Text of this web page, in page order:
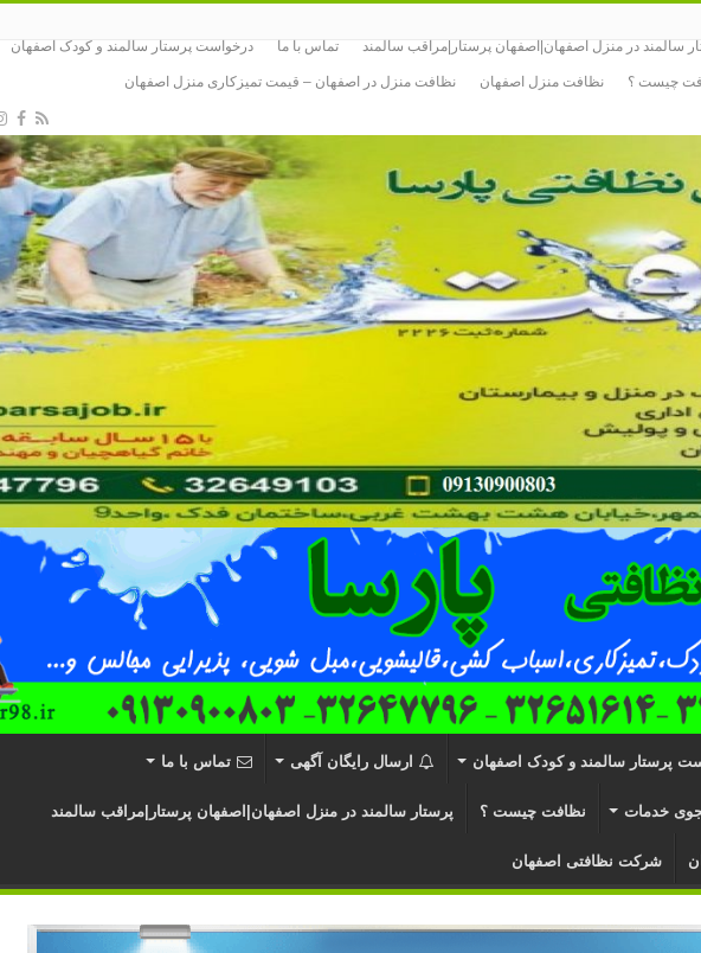
سالمند در منزل اصفهان|اصفهان پرستار|مراقب سالمند تماس با ما درخواست پرستار سالمند و کودک اصفهان
چیست ؟ نظافت منزل اصفهان نظافت منزل در اصفهان – قیمت تمیزکاری منزل اصفهان
پرستار سالمند و کودک اصفهان ارسال رایگان آگهی تماس با ما
خدمات نظافت چیست ؟ پرستار سالمند در منزل اصفهان|اصفهان پرستار|مراقب سالمند
شرکت نظافتی اصفهان